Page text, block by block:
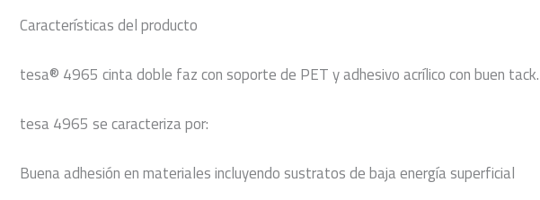
Características del producto
tesa® 4965 cinta doble faz con soporte de PET y adhesivo acrílico con buen tack.
tesa 4965 se caracteriza por:
Buena adhesión en materiales incluyendo sustratos de baja energía superficial